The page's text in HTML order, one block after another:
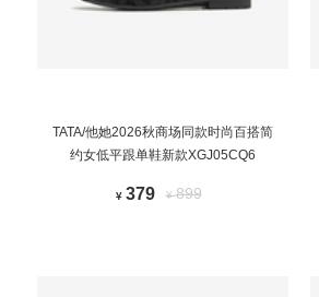
TATA/他她2026秋商场同款时尚百搭简
约女低平跟单鞋新款XGJ05CQ6
¥ 379 ¥899